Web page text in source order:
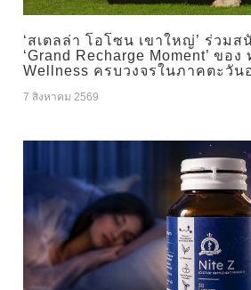
‘สเตลล่า โอโซน เขาใหญ่’ ร่วม
‘Grand Recharge Moment’ ขอ
Wellness ครบวงจรในภาคตะวัน
7 สิงหาคม 2569